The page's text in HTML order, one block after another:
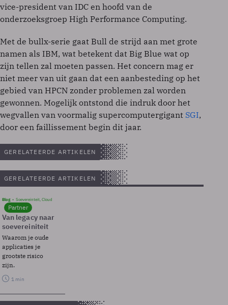
vice-president van IDC en hoofd van de
onderzoeksgroep High Performance Computing.
Met de bullx-serie gaat Bull de strijd aan met grote
namen als IBM, wat betekent dat Big Blue wat op
zijn tellen zal moeten passen. Het concern mag er
niet meer van uit gaan dat een aanbesteding op het
gebied van HPCN zonder problemen zal worden
gewonnen. Mogelijk ontstond die indruk door het
wegvallen van voormalig supercomputergigant SGI,
door een faillissement begin dit jaar.
GERELATEERDE ARTIKELEN
GERELATEERDE ARTIKELEN
Blog Soevereinteit, Cloud
Partner
Van legacy naar
soevereiniteit
Waarom je oude
applicaties je
grootste risico
zijn.
1 min